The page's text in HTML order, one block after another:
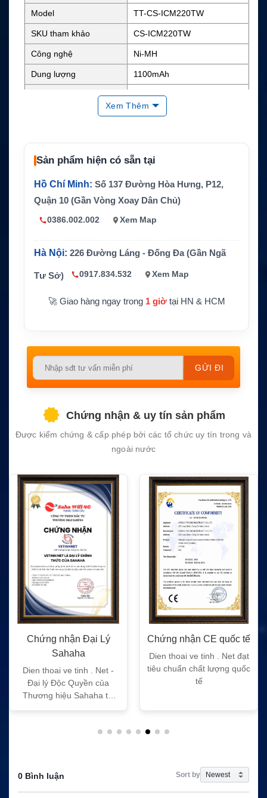
Model TT-CS-ICM220TW
SKU tham khảo CS-ICM220TW
Công nghệ Ni-MH
Dung lượng 1100mAh
Điện áp danh định 7.2V
Khoảng 7.92Wh
Trọng lượng 0.4 lb
Mã pin thay thế BP-173, BP-180, BP-180-H
Thiết bị tương thích
ICOM IC-T7, IC-T7A, IC-T7H,
IC-T70, IC-T22, IC-T22A, IC-
W31E, IC-W32, IC-W32A, IC-
W32E, IC-T42, IC-T42A, IC-T
42E, IC-Z1, IC-Z1A, IC-Z1E, I
C-12A và IC-21AE
Hãng sản xuất
CS / Pin thay thế tương thích I
Xem Thêm
Sản phẩm hiện có sẵn tại
Hồ Chí Minh: Số 137 Đường Hòa Hưng, P12,
Quận 10 (Gần Vòng Xoay Dân Chủ)
0386.002.002 Xem Map
Hà Nội: 226 Đường Láng - Đống Đa (Gần Ngã
Tư Sở) 0917.834.532 Xem Map
🚀 Giao hàng ngay trong 1 giờtại HN & HCM
Please
empty.
Chứng nhận & uy tín sản phẩm
Được kiểm chứng & cấp phép bởi các tổ chức uy tín trong và
ngoài nước
Chứng nhận Đại Lý
Sahaha
Dien thoai ve tinh . Net -
Đại lý Độc Quyền của
Thương hiệu Sahaha tại
Chứng nhận CE quốc tế
Dien thoai ve tinh . Net đạt
tiêu chuẩn chất lượng quốc
tế
0 Bình luận Sort by